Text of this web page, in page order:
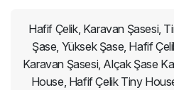
Hafif Çelik, Karavan Şasesi,
Şase, Yüksek Şase, Hafif
Karavan Şasesi, Alçak Şase
House, Hafif Çelik Tiny